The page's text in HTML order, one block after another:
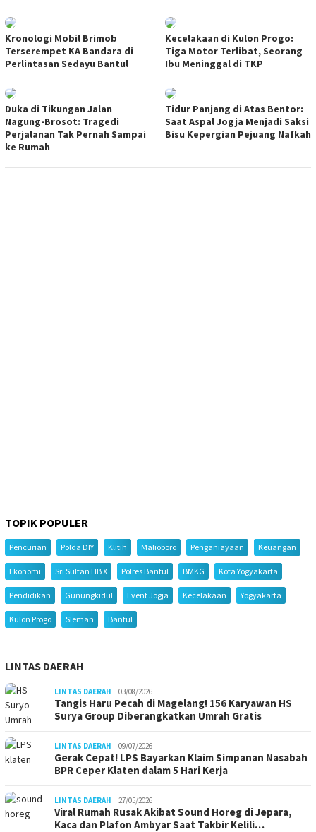
Kronologi Mobil Brimob
Terserempet KA Bandara di
Perlintasan Sedayu Bantul
Kecelakaan di Kulon Progo:
Tiga Motor Terlibat, Seorang
Ibu Meninggal di TKP
Duka di Tikungan Jalan
Nagung-Brosot: Tragedi
Perjalanan Tak Pernah Sampai
ke Rumah
Tidur Panjang di Atas Bentor:
Saat Aspal Jogja Menjadi Saksi
Bisu Kepergian Pejuang Nafkah
TOPIK POPULER
Pencurian Polda DIY Klitih Malioboro Penganiayaan Keuangan
Ekonomi Sri Sultan HB X Polres Bantul BMKG Kota Yogyakarta
Pendidikan Gunungkidul Event Jogja Kecelakaan Yogyakarta
Kulon Progo Sleman Bantul
LINTAS DAERAH
LINTAS DAERAH 03/08/2026
Tangis Haru Pecah di Magelang! 156 Karyawan HS
Surya Group Diberangkatkan Umrah Gratis
LINTAS DAERAH 09/07/2026
Gerak Cepat! LPS Bayarkan Klaim Simpanan Nasabah
BPR Ceper Klaten dalam 5 Hari Kerja
LINTAS DAERAH 27/05/2026
Viral Rumah Rusak Akibat Sound Horeg di Jepara,
Kaca dan Plafon Ambyar Saat Takbir Kelili…